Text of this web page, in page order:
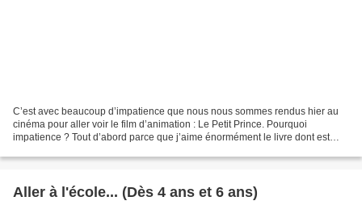
C’est avec beaucoup d’impatience que nous nous sommes rendus hier au
cinéma pour aller voir le film d’animation : Le Petit Prince. Pourquoi
impatience ? Tout d’abord parce que j’aime énormément le livre dont est
Aller à l'école... (Dès 4 ans et 6 ans)